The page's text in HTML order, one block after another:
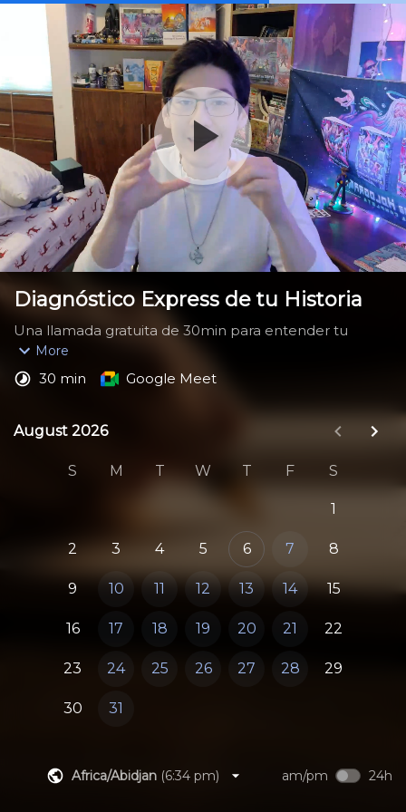
Diagnóstico Express de tu Historia
Una llamada gratuita de 30min para entender tu
proyecto, conocerte como alma escritora y saber
específicamente qué es lo que te hace falta para
poder empezar a desbloquear tus puntos fuertes en
¡AGENDA TU SESIÓN GRATIS HOY MISMO!
More
30 min Google Meet
August 2026
August 2026
S M T W T F S
1
2 3 4 5 6 7 8
9 10 11 12 13 14 15
16 17 18 19 20 21 22
23 24 25 26 27 28 29
30 31
Africa/Abidjan (6:34 pm) am/pm 24h